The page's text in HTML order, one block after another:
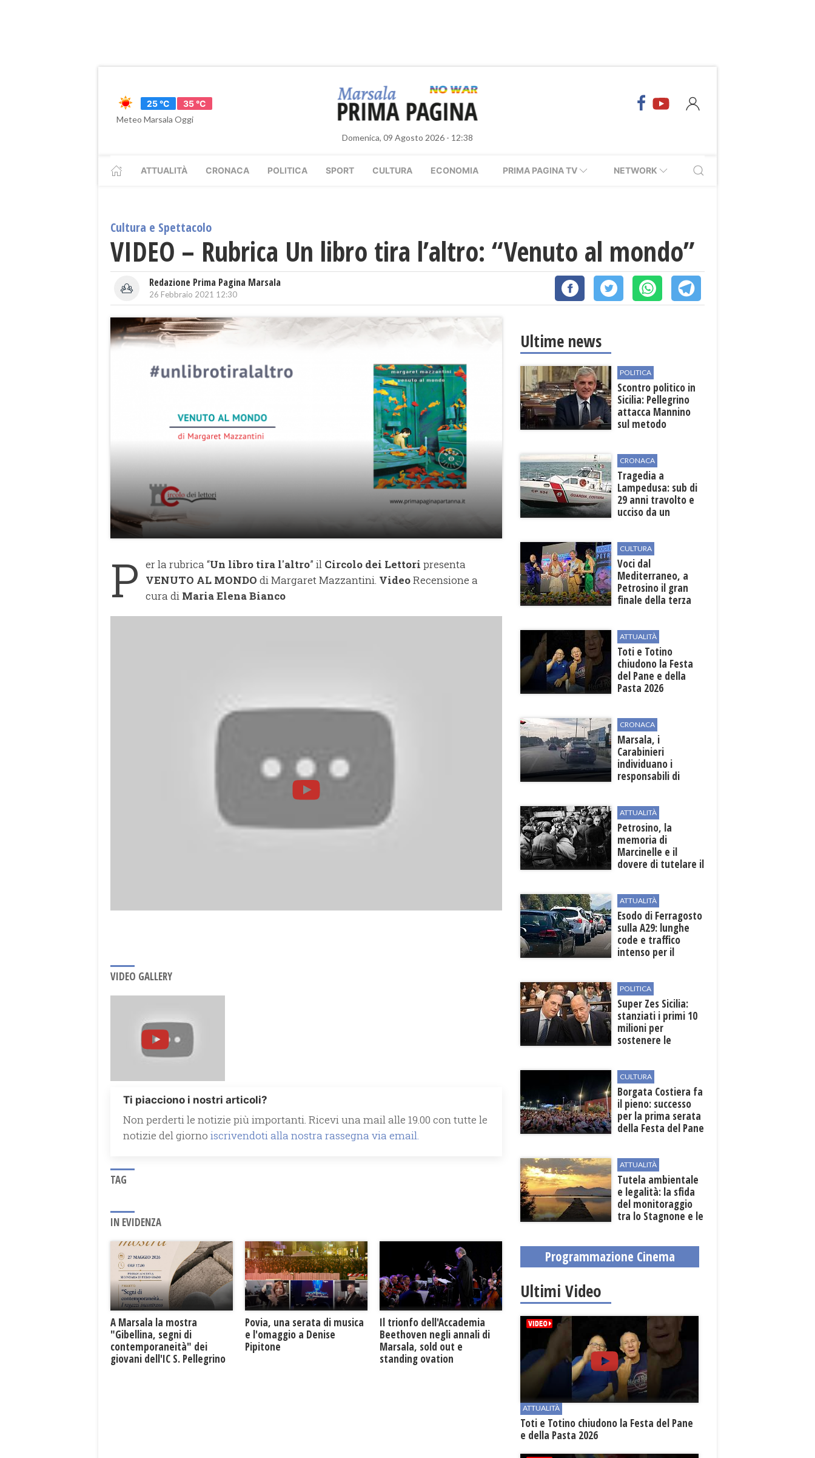
25 °C
35 °C
Meteo Marsala Oggi
Domenica, 09 Agosto 2026 - 12:38
ATTUALITÀ CRONACA POLITICA SPORT CULTURA ECONOMIA PRIMA PAGINA TV NETWORK
Cultura e Spettacolo
VIDEO – Rubrica Un libro tira l’altro: “Venuto al mondo”
Redazione Prima Pagina Marsala
26 Febbraio 2021 12:30
P er la rubrica “Un libro tira l'altro” il Circolo dei Lettori presenta
VENUTO AL MONDO di Margaret Mazzantini. VideoRecensione a
cura di Maria Elena Bianco
VIDEO GALLERY
Ti piacciono i nostri articoli?
Non perderti le notizie più importanti. Ricevi una mail alle 19.00 con tutte le
notizie del giorno iscrivendoti alla nostra rassegna via email.
TAG
IN EVIDENZA
A Marsala la mostra
"Gibellina, segni di
contemporaneità" dei
giovani dell'IC S. Pellegrino
Povia, una serata di musica
e l'omaggio a Denise
Pipitone
Il trionfo dell'Accademia
Beethoven negli annali di
Marsala, sold out e
standing ovation
Ultime news
POLITICA
Scontro politico in
Sicilia: Pellegrino
attacca Mannino
sul metodo
CRONACA
Tragedia a
Lampedusa: sub di
29 anni travolto e
ucciso da un
CULTURA
Voci dal
Mediterraneo, a
Petrosino il gran
finale della terza
ATTUALITÀ
Toti e Totino
chiudono la Festa
del Pane e della
Pasta 2026
CRONACA
Marsala, i
Carabinieri
individuano i
responsabili di
uomo del posto
ATTUALITÀ
Petrosino, la
memoria di
Marcinelle e il
dovere di tutelare il
ATTUALITÀ
Esodo di Ferragosto
sulla A29: lunghe
code e traffico
intenso per il
POLITICA
Super Zes Sicilia:
stanziati i primi 10
milioni per
sostenere le
CULTURA
​Borgata Costiera fa
il pieno: successo
per la prima serata
della Festa del Pane
ATTUALITÀ
Tutela ambientale
e legalità: la sfida
del monitoraggio
tra lo Stagnone e le
Programmazione Cinema
Ultimi Video
ATTUALITÀ
Toti e Totino chiudono la Festa del Pane
e della Pasta 2026